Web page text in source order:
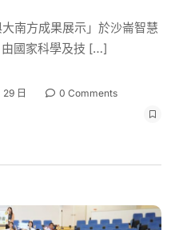
南方成果展示」於沙崙智慧
國家科學及技 […]
日
0 Comments